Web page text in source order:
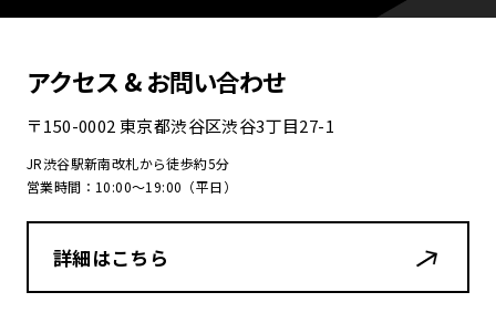
アクセス & お問い合わせ
〒150-0002 東京都渋谷区渋谷3丁目27-1
JR渋谷駅新南改札から徒歩約5分
営業時間：10:00〜19:00（平日）
詳細はこちら